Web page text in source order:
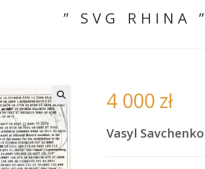
” SVG RHINA ”
🔍 4 000 zł
Vasyl Savchenko